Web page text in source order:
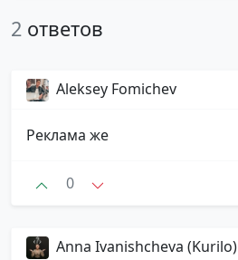
2 ответов
Aleksey Fomichev
Реклама же
0
Anna Ivanishcheva (Kurilo)